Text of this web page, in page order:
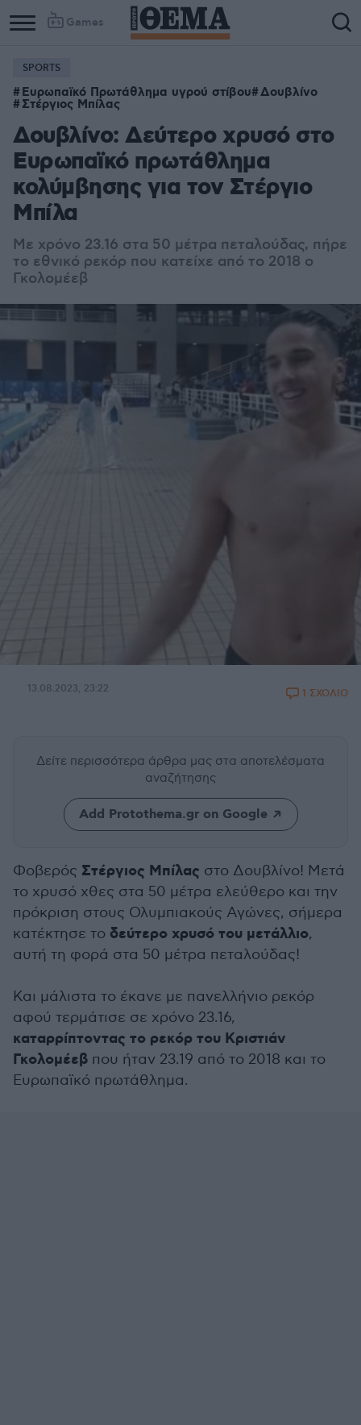
Games
SPORTS
Ευρωπαϊκό Πρωτάθλημα υγρού στίβου Δουβλίνο
Στέργιος Μπίλας
Δουβλίνο: Δεύτερο χρυσό στο
Ευρωπαϊκό πρωτάθλημα
κολύμβησης για τον Στέργιο
Μπίλα
Με χρόνο 23.16 στα 50 μέτρα πεταλούδας, πήρε
το εθνικό ρεκόρ που κατείχε από το 2018 ο
Γκολομέεβ
13.08.2023, 23:22 1 ΣΧΟΛΙΟ
Δείτε περισσότερα άρθρα μας στα αποτελέσματα
αναζήτησης
Add Protothema.gr on Google
Φοβερός Στέργιος Μπίλας στο Δουβλίνο! Μετά
το χρυσό χθες στα 50 μέτρα ελεύθερο και την
πρόκριση στους Ολυμπιακούς Αγώνες, σήμερα
κατέκτησε το δεύτερο χρυσό του μετάλλιο,
αυτή τη φορά στα 50 μέτρα πεταλούδας!
Και μάλιστα το έκανε με πανελλήνιο ρεκόρ
αφού τερμάτισε σε χρόνο 23.16,
καταρρίπτοντας το ρεκόρ του Κριστιάν
Γκολομέεβ που ήταν 23.19 από το 2018 και το
Ευρωπαϊκό πρωτάθλημα.